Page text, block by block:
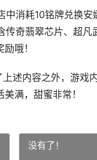
耗10铭牌兑换安
传奇翡翠芯片、超
哦！
内容之外，游戏
满，甜蜜非常！
没有了！